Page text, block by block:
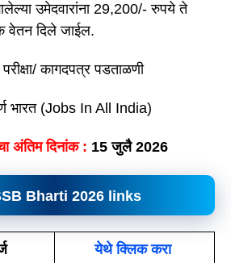
उमेदवारांना 29,200/- रुपये ते
वेतन दिले जाईल.
कागदपत्र पडताळणी
भारत (Jobs In All India)
अंतिम दिनांक : 15 जुलै 2026
Bharti 2026 links
येथे क्लिक करा